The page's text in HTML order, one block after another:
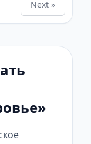
Next »